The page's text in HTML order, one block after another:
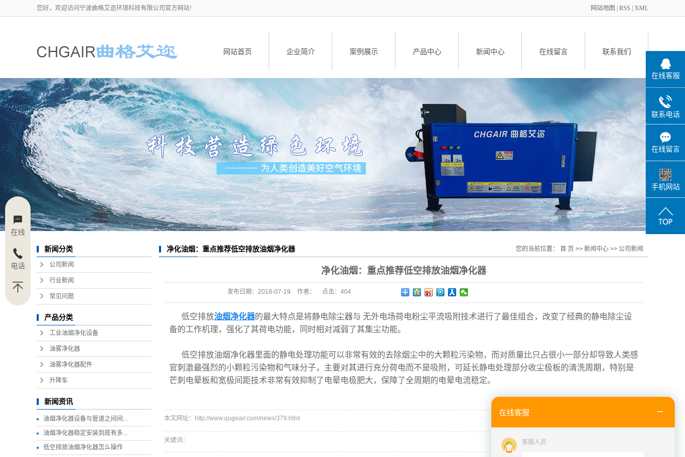
您好，欢迎访问宁波曲格艾迩环境科技有限公司官方网站! 网站地图 RSS XML
网站首页 企业简介 案例展示 产品中心
工业油烟净化设备
油雾净化器
油雾净化器配件
升降车
新闻中心 在线留言 联系我们
新闻分类
公司新闻
行业新闻
常见问题
产品分类
工业油烟净化设备
油雾净化器
油雾净化器配件
升降车
新闻资讯
油烟净化器设备与管道之间间...
油烟净化器稳定安装到底有多...
低空排放油烟净化器怎么操作
净化油烟：重点推荐低空排放油烟净化器 您的当前位置： 首 页 >> 新闻中心 >> 公司新闻
净化油烟：重点推荐低空排放油烟净化器
发布日期： 2018-07-19 作者： 点击： 404
低空排放油烟净化器的最大特点是将静电除尘器与 无外电场荷电粉尘平流吸附技术进行了最佳组合，改变了经典的静电除尘设
备的工作机理，强化了其荷电功能，同时相对减弱了其集尘功能。
低空排放油烟净化器里面的静电处理功能可以非常有效的去除烟尘中的大颗粒污染物，而对质量比只占很小一部分却导致人类感
官刺激最强烈的小颗粒污染物和气味分子，主要对其进行充分荷电而不是吸附，可延长静电处理部分收尘极板的清洗周期，特别是
芒刺电晕板和宽极间距技术非常有效抑制了电晕电极肥大，保障了全周期的电晕电流稳定。
本文网址：http://www.qugeair.com/news/379.html
关键词：
在线
电话
在线客服
客服人员
在线客服
联系电话
在线留言
手机网站